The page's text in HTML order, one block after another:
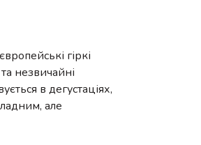
гіркі
незвичайні
в дегустаціях,
але